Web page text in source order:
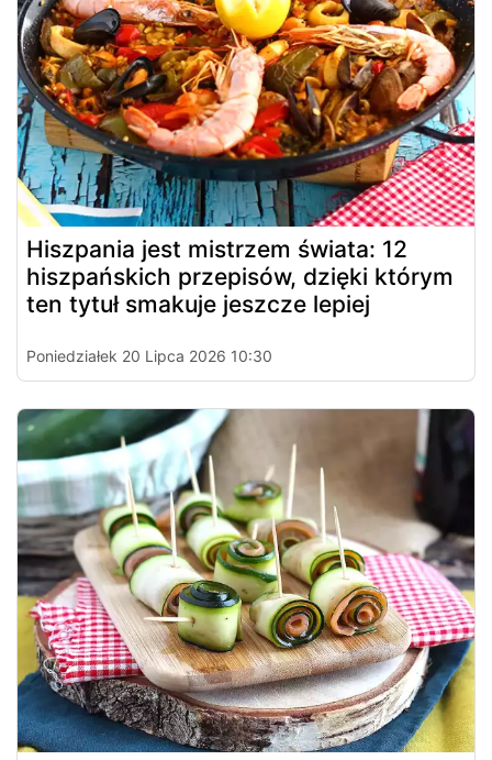
Hiszpania jest mistrzem świata: 12
hiszpańskich przepisów, dzięki którym
ten tytuł smakuje jeszcze lepiej
Poniedziałek 20 Lipca 2026 10:30